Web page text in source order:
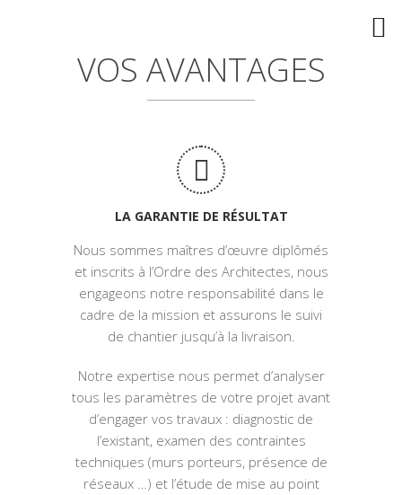
VOS AVANTAGES
LA GARANTIE DE RÉSULTAT
Nous sommes maîtres d’œuvre diplômés
et inscrits à l’Ordre des Architectes, nous
engageons notre responsabilité dans le
cadre de la mission et assurons le suivi
de chantier jusqu’à la livraison.
Notre expertise nous permet d’analyser
tous les paramètres de votre projet avant
d’engager vos travaux : diagnostic de
l’existant, examen des contraintes
techniques (murs porteurs, présence de
réseaux …) et l’étude de mise au point